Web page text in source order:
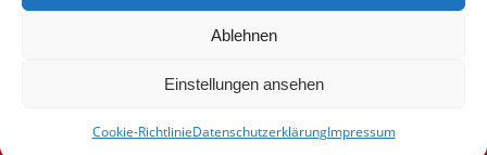
Ablehnen
Einstellungen ansehen
Cookie-RichtlinieDatenschutzerklärungImpressum
schweren Auswärtsspiel bei Kickers Offenbach.
© VfR Wormatia Worms